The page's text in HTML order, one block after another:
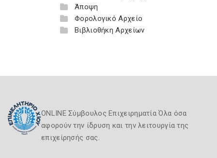
Άποψη
Φορολογικό Αρχείο
Βιβλιοθήκη Αρχείων
ONLINE Σύμβουλος Επιχειρηματία Όλα όσα
αφορούν την ίδρυση και την λειτουργία της
επιχείρησής σας.